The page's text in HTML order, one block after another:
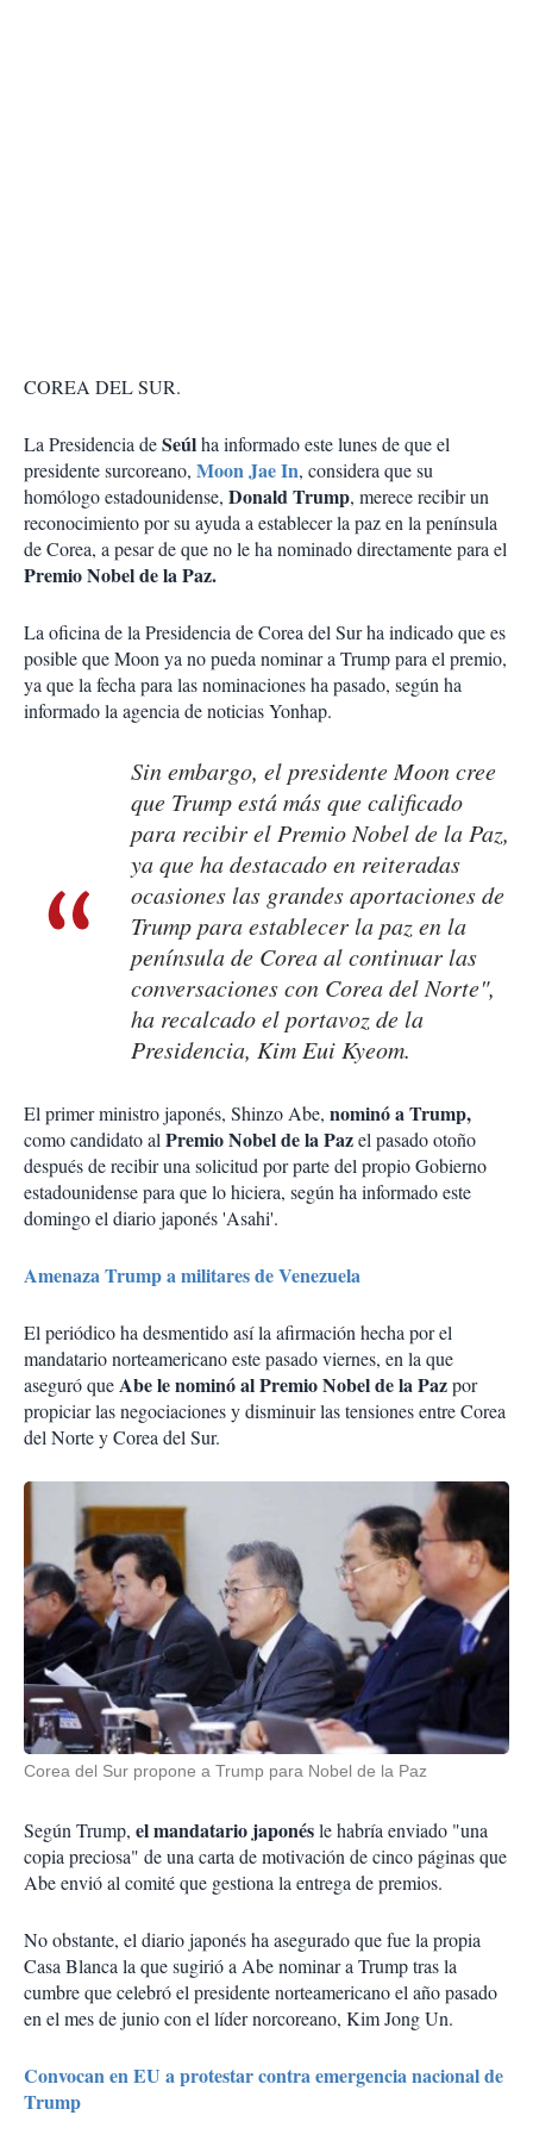
COREA DEL SUR.
La Presidencia deSeúlha informado este lunes de que el
presidente surcoreano, Moon Jae In, considera que su
homólogo estadounidense, Donald Trump, merece recibir un
reconocimiento por su ayuda a establecer la paz en la península
de Corea, a pesar de que no le ha nominado directamente para el
Premio Nobel de la Paz.
La oficina de la Presidencia de Corea del Sur ha indicado que es
posible que Moon ya no pueda nominar a Trump para el premio,
ya que la fecha para las nominaciones ha pasado, según ha
informado la agencia de noticias Yonhap.
Sin embargo, el presidente Moon cree
que Trump está más que calificado
para recibir el Premio Nobel de la Paz,
ya que ha destacado en reiteradas
ocasiones las grandes aportaciones de
Trump para establecer la paz en la
península de Corea al continuar las
conversaciones con Corea del Norte",
ha recalcado el portavoz de la
Presidencia, Kim Eui Kyeom.
El primer ministro japonés, Shinzo Abe, nominó a Trump,
como candidato alPremio Nobel de la Pazel pasado otoño
después de recibir una solicitud por parte del propio Gobierno
estadounidense para que lo hiciera, según ha informado este
domingo el diario japonés 'Asahi'.
Amenaza Trump a militares de Venezuela
El periódico ha desmentido así la afirmación hecha por el
mandatario norteamericano este pasado viernes, en la que
aseguró queAbe le nominó al Premio Nobel de la Pazpor
propiciar las negociaciones y disminuir las tensiones entre Corea
del Norte y Corea del Sur.
Corea del Sur propone a Trump para Nobel de la Paz
Según Trump, el mandatario japonésle habría enviado "una
copia preciosa" de una carta de motivación de cinco páginas que
Abe envió al comité que gestiona la entrega de premios.
No obstante, el diario japonés ha asegurado que fue la propia
Casa Blanca la que sugirió a Abe nominar a Trump tras la
cumbre que celebró el presidente norteamericano el año pasado
en el mes de junio con el líder norcoreano, Kim Jong Un.
Convocan en EU a protestar contra emergencia nacional de
Trump